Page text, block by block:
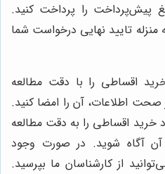
پیش‌پرداخت را پرداخت کنید.
تایید نهایی درخواست شما
خرید اقساطی را با دقت مطالعه
صحت اطلاعات، آن را امضا کنید.
خرید اقساطی را به دقت مطالعه
آن آگاه شوید. در صورت وجود
از کارشناسان ما بپرسید.